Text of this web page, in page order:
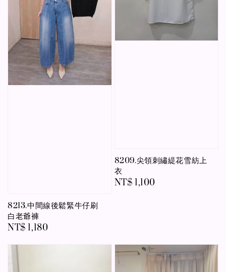
8213.中間線後鬆緊牛仔刷
白老爺褲
Regular
NT$ 1,180
8209.尖領刺繡緹花雪紡上
衣
Regular
NT$ 1,100